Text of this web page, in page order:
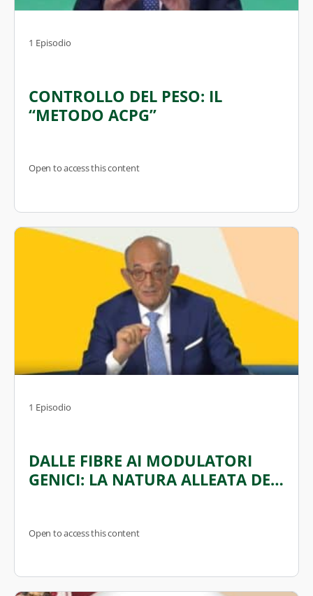
1 Episodio
CONTROLLO DEL PESO: IL
“METODO ACPG”
Open to access this content
1 Episodio
DALLE FIBRE AI MODULATORI
GENICI: LA NATURA ALLEATA DEL
Open to access this content